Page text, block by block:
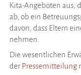
Kita-Angeboten aus,
ab, ob ein
davon, dass Eltern
nehmen.
Die wesentlichen
der Pressemitteilung